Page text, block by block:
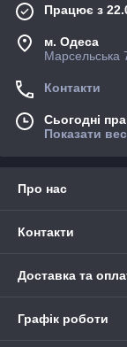
Працює з
м. Одеса
Марсельська
Контакти
Сьогодні
Показати
Про нас
Контакти
Доставка та
Графік роботи